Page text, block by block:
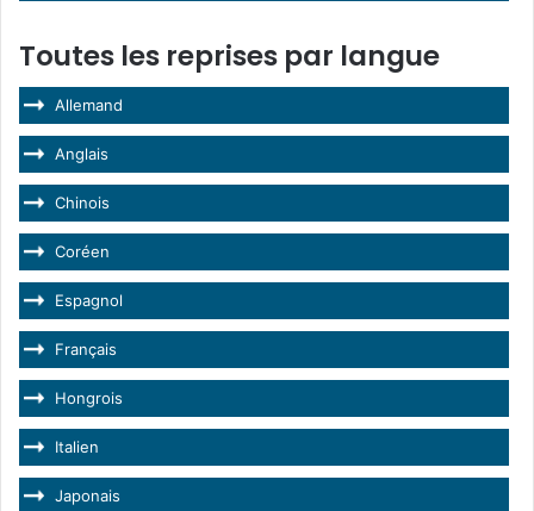
Toutes les reprises par langue
Allemand
Anglais
Chinois
Coréen
Espagnol
Français
Hongrois
Italien
Japonais